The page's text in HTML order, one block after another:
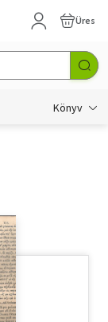
Üres
Könyv